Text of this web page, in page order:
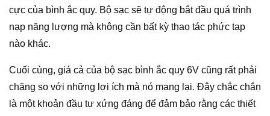
cực của bình ắc quy. Bộ sạc sẽ tự động bắt đầu quá trình
nạp năng lượng mà không cần bất kỳ thao tác phức tạp
nào khác.
Cuối cùng, giá cả của bộ sạc bình ắc quy 6V cũng rất phải
chăng so với những lợi ích mà nó mang lại. Đây chắc chắn
là một khoản đầu tư xứng đáng để đảm bảo rằng các thiết